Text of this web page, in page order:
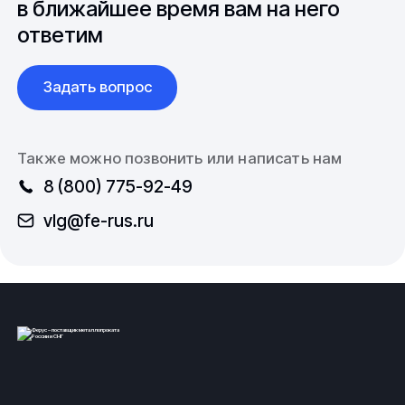
металлургическая промышленность;
выпуск электротехники;
дизайн, архитектура, строительство;
назначения;
производство деталей и комплектующих;
в ближайшее время вам на него
ответим
Задать вопрос
Также можно позвонить или написать нам
8 (800) 775-92-49
vlg@fe-rus.ru